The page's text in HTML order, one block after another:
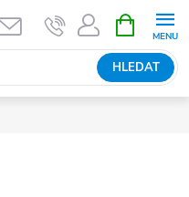
HLEDAT